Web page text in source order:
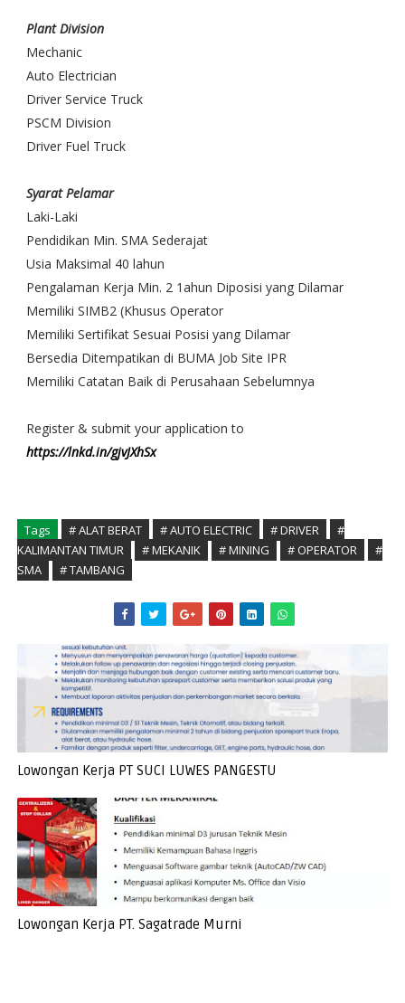
Plant Division
Mechanic
Auto Electrician
Driver Service Truck
PSCM Division
Driver Fuel Truck
Syarat Pelamar
Laki-Laki
Pendidikan Min. SMA Sederajat
Usia Maksimal 40 lahun
Pengalaman Kerja Min. 2 1ahun Diposisi yang Dilamar
Memiliki SIMB2 (Khusus Operator
Memiliki Sertifikat Sesuai Posisi yang Dilamar
Bersedia Ditempatikan di BUMA Job Site IPR
Memiliki Catatan Baik di Perusahaan Sebelumnya
Register & submit your application to
https://lnkd.in/gjvJXhSx
Tags # ALAT BERAT # AUTO ELECTRIC # DRIVER
#
KALIMANTAN TIMUR
# MEKANIK # MINING # OPERATOR
#
SMA
# TAMBANG
Lowongan Kerja PT SUCI LUWES PANGESTU
Lowongan Kerja PT. Sagatrade Murni